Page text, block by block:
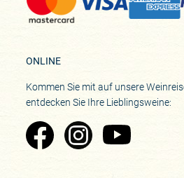
ONLINE
Kommen Sie mit auf unsere
entdecken Sie Ihre Lieblingsweine:
Zu Pinard's Facebook-Seite
Zu Pinard'sZu Pinard's